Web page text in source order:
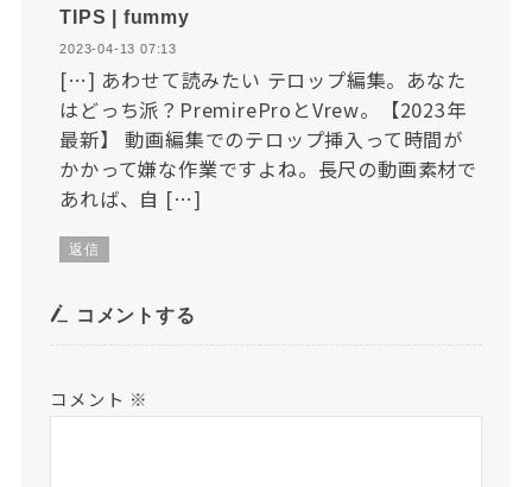
TIPS | fummy
2023-04-13 07:13
[…] あわせて読みたい テロップ編集。あなた
はどっち派？PremireProとVrew。【2023年
最新】 動画編集でのテロップ挿入って時間が
かかって嫌な作業ですよね。長尺の動画素材で
あれば、自 […]
返信
コメントする
コメント ※